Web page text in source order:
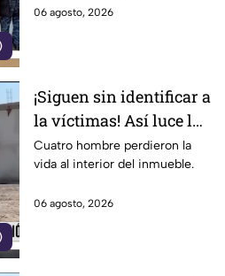
06 agosto, 2026
¡Siguen sin identificar a
la víctimas! Así luce la
zona tras una fuerte
3xplosión una pensión
Cuatro hombre perdieron la
vida al interior del inmueble.
06 agosto, 2026